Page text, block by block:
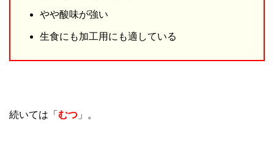
やや酸味が強い
生食にも加工用にも適している
続いては「 むつ 」。